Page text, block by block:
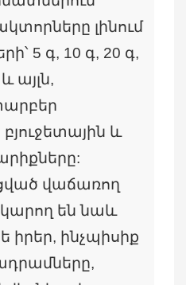
լինում
5 գ, 10 գ, 20 գ,
այլն,
և
վաճառող
են նաև
իրեր, ինչպիսիք